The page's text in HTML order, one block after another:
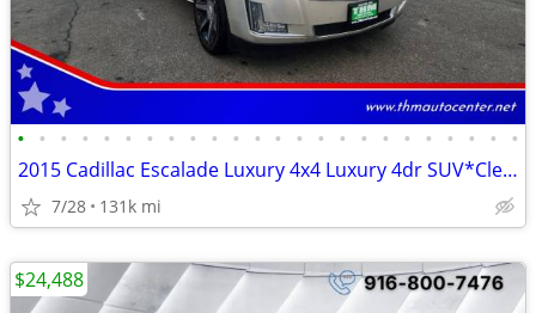
• • • • • • • • • • • • • • • • • • • • • • • •
2015 Cadillac Escalade Luxury 4x4 Luxury 4dr SUV*Clean Title**
7/28 131k mi
$24,488